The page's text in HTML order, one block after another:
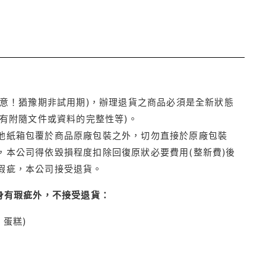
！猶豫期非試用期)，辦理退貨之商品必須是全新狀態
附隨文件或資料的完整性等)。
箱包覆於商品原廠包裝之外，切勿直接於原廠包裝
公司得依毀損程度扣除回復原狀必要費用(整新費)後
，本公司接受退貨。
瑕疵外，不接受退貨：
蛋糕)